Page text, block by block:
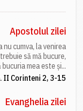
Apostolul zilei
nu cumva, la venirea
să mă bucure,
mea este și...
II Corinteni 2, 3-15
Evanghelia zilei